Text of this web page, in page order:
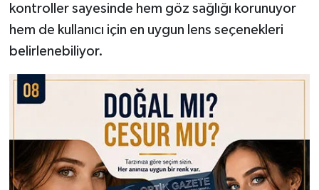
kontroller sayesinde hem göz sağlığı korunuyor
hem de kullanıcı için en uygun lens seçenekleri
belirlenebiliyor.